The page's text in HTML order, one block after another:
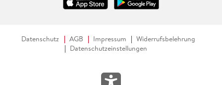
Datenschutz AGB Impressum
Widerrufsbelehrung
Datenschutzeinstellungen